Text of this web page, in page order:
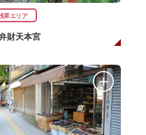
草エリア
財天本宮